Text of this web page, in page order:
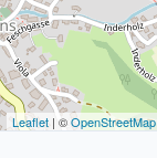
Leaflet | ©OpenStreetMap